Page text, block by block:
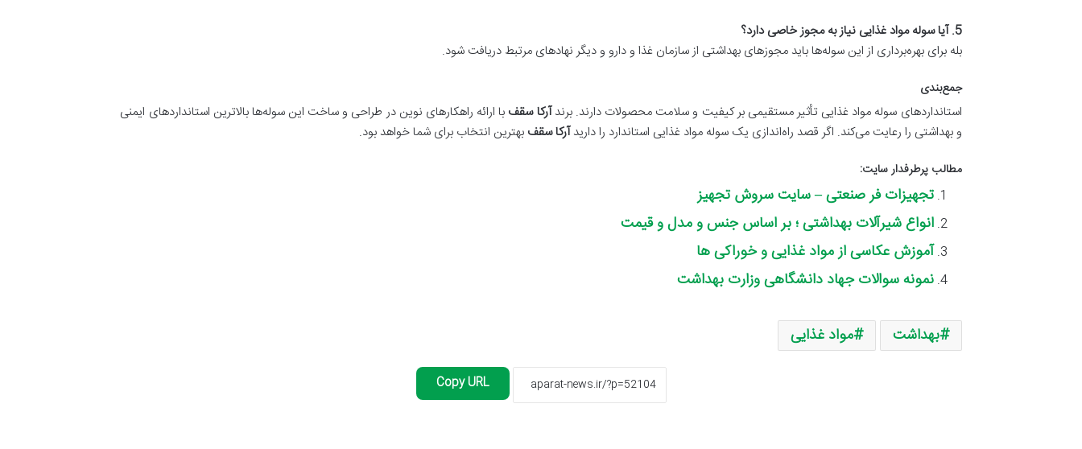
5. آیا سوله مواد غذایی نیاز به مجوز خاصی دارد؟
بله برای بهره‌برداری از این سوله‌ها باید مجوزهای بهداشتی از سازمان غذا و دارو و دیگر نهادهای مرتبط دریافت شود.
جمع‌بندی
استانداردهای سوله مواد غذایی تأثیر مستقیمی بر کیفیت و سلامت محصولات دارند. برندآرکا سقف با ارائه راهکارهای نوین در طراحی و ساخت این سوله‌ها بالاترین استانداردهای ایمنی
و بهداشتی را رعایت می‌کند. اگر قصد راه‌اندازی یک سوله مواد غذایی استاندارد را داریدآرکا سقف بهترین انتخاب برای شما خواهد بود.
مطالب پرطرفدار سایت:
تجهیزات فر صنعتی – سایت سروش تجهیز
انواع شیرآلات بهداشتی ؛ بر اساس جنس و مدل و قیمت
آموزش عکاسی از مواد غذایی و خوراکی ها
نمونه سوالات جهاد دانشگاهی وزارت بهداشت
بهداشت مواد غذایی
Copy URL